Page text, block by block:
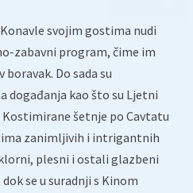
svojim gostima nudi
zabavni program, čime im
Do sada su
događanja kao što su Ljetni
šetnje po Cavtatu
zanimljivih i intrigantnih
plesni i ostali glazbeni
se u suradnji s Kinom